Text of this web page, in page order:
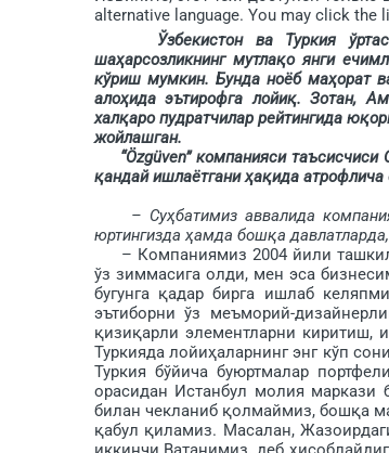
alternative language. You may click the
Ўзбекистон ва Туркия
шаҳарсозликнинг мутлақо янги
кўриш мумкин. Бунда ноёб маҳорат
алоҳида эътирофга лойиқ. Зотан,
халқаро пудратчилар рейтингида
жойлашган.
“Özgüven” компанияси таъсисчиси
қандай ишлаётгани ҳақида атрофлича
– Суҳбатимиз аввалида
юртингизда ҳамда бошқа
– Компаниямиз 2004 йили ташкил
ўз зиммасига олди, мен эса
бугунга қадар бирга ишлаб
эътиборни ўз меъморий-
қизиқарли элементларни киритиш,
Туркия­да лойиҳа­ларнинг энг кўп
Туркия бўйича буюртмалар
орасидан Истанбул молия
билан чекланиб қолмай­миз, бошқа
қабул қиламиз. Масалан,